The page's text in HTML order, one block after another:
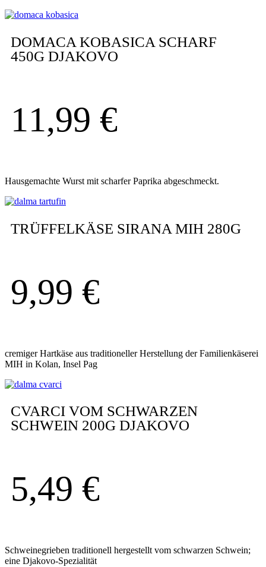
DOMACA KOBASICA SCHARF
450G DJAKOVO
11,99 €
Hausgemachte Wurst mit scharfer Paprika abgeschmeckt.
TRÜFFELKÄSE SIRANA MIH 280G
9,99 €
cremiger Hartkäse aus traditioneller Herstellung der Familienkäserei
MIH in Kolan, Insel Pag
CVARCI VOM SCHWARZEN
SCHWEIN 200G DJAKOVO
5,49 €
Schweinegrieben traditionell hergestellt vom schwarzen Schwein;
eine Djakovo-Spezialität